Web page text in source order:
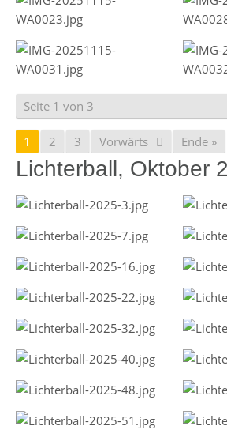
Seite 1 von 3
1 2 3 Vorwärts Ende »
Lichterball, Oktober